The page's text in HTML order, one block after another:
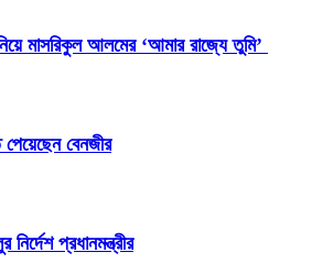
মাসরিকুল আলমের ‘আমার রাজ্যে তুমি’
পেয়েছেন বেনজীর
প্রধানমন্ত্রীর